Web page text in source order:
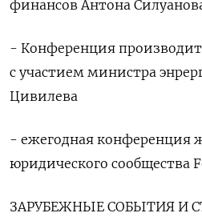
финансов Антона
- Конференция
с участием министра
Цивилева
- ежегодная конференция
юридического сообщества
ЗАРУБЕЖНЫЕ СОБЫТИЯ И